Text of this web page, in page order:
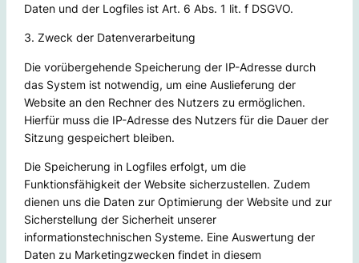
Daten und der Logfiles ist Art. 6 Abs. 1 lit. f DSGVO.
3. Zweck der Datenverarbeitung
Die vorübergehende Speicherung der IP-Adresse durch
das System ist notwendig, um eine Auslieferung der
Website an den Rechner des Nutzers zu ermöglichen.
Hierfür muss die IP-Adresse des Nutzers für die Dauer der
Sitzung gespeichert bleiben.
Die Speicherung in Logfiles erfolgt, um die
Funktionsfähigkeit der Website sicherzustellen. Zudem
dienen uns die Daten zur Optimierung der Website und zur
Sicherstellung der Sicherheit unserer
informationstechnischen Systeme. Eine Auswertung der
Daten zu Marketingzwecken findet in diesem